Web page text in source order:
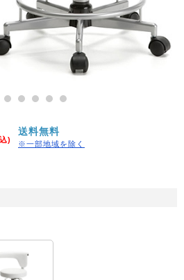
)
送料無料
※一部地域を除く